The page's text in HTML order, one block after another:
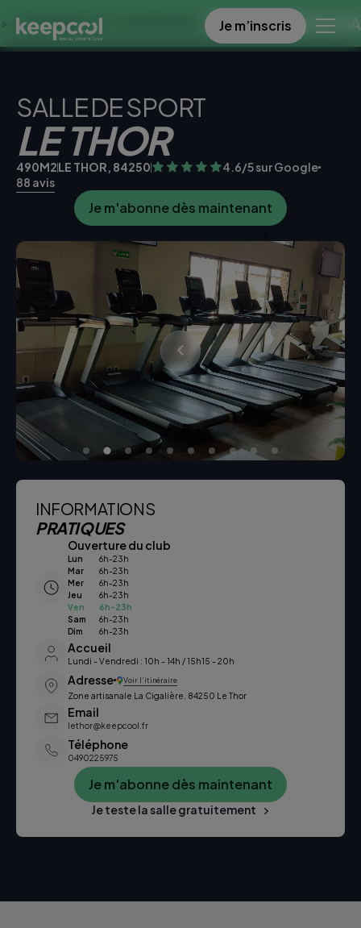
À 0€ << OFFRE LIMITÉE ☀️ OFFRE SPECIALE DANS
Je m’inscris
SALLE DE SPORT
LE THOR
490M2LE THOR, 84250
4.6/5 sur Google
88 avis
Je m'abonne dès maintenant
INFORMATIONS
PRATIQUES
Ouverture du club
Lun
6h-23h
Mar
6h-23h
Mer
6h-23h
Jeu
6h-23h
Ven
6h-23h
Sam
6h-23h
Dim
6h-23h
Accueil
Lundi - Vendredi : 10h - 14h / 15h15 - 20h
Adresse Voir l’itinéraire
Zone artisanale La Cigalière, 84250 Le Thor
Email
lethor@keepcool.fr
Téléphone
0490225975
Je m'abonne dès maintenant
Je teste la salle gratuitement